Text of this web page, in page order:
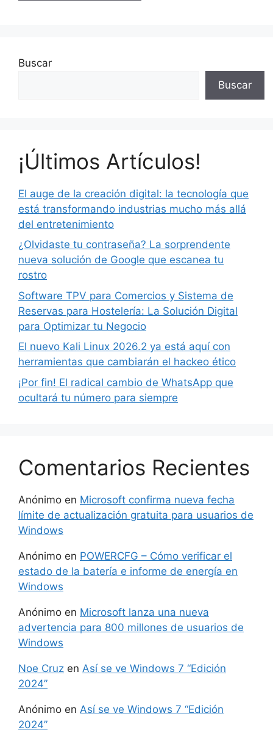
Buscar
Buscar
¡Últimos Artículos!
El auge de la creación digital: la tecnología que
está transformando industrias mucho más allá
del entretenimiento
¿Olvidaste tu contraseña? La sorprendente
nueva solución de Google que escanea tu
rostro
Software TPV para Comercios y Sistema de
Reservas para Hostelería: La Solución Digital
para Optimizar tu Negocio
El nuevo Kali Linux 2026.2 ya está aquí con
herramientas que cambiarán el hackeo ético
¡Por fin! El radical cambio de WhatsApp que
ocultará tu número para siempre
Comentarios Recientes
Anónimo en Microsoft confirma nueva fecha
límite de actualización gratuita para usuarios de
Windows
Anónimo en POWERCFG – Cómo verificar el
estado de la batería e informe de energía en
Windows
Anónimo en Microsoft lanza una nueva
advertencia para 800 millones de usuarios de
Windows
Noe Cruz en Así se ve Windows 7 “Edición
2024”
Anónimo en Así se ve Windows 7 “Edición
2024”